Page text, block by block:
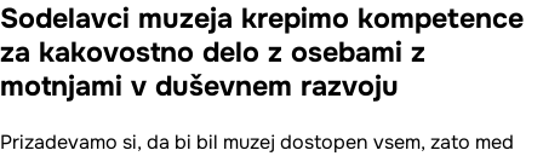
Sodelavci muzeja krepimo kompetence
za kakovostno delo z osebami z
motnjami v duševnem razvoju
Prizadevamo si, da bi bil muzej dostopen vsem, zato med